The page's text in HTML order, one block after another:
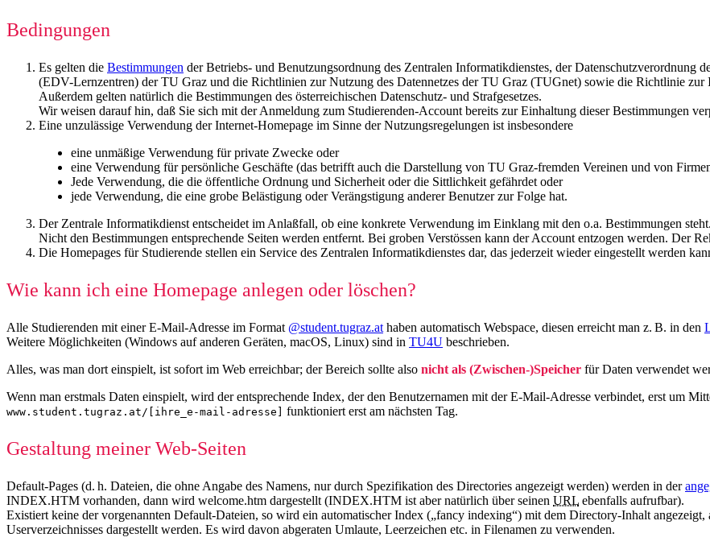
Bedingungen
Es gelten die Bestimmungen der Betriebs- und Benutzungsordnung des Zentralen Informatikdienstes, der
(EDV-Lernzentren) der TU Graz und die Richtlinien zur Nutzung des Datennetzes der TU Graz (TUGnet) sowie die Richtlinie zur
Außerdem gelten natürlich die Bestimmungen des österreichischen Datenschutz- und Strafgesetzes.
Wir weisen darauf hin, daß Sie sich mit der Anmeldung zum Studierenden-Account bereits zur Einhaltung dieser Bestimmungen
Eine unzulässige Verwendung der Internet-Homepage im Sinne der Nutzungsregelungen ist insbesondere
eine unmäßige Verwendung für private Zwecke oder
eine Verwendung für persönliche Geschäfte (das betrifft auch die Darstellung von TU Graz-fremden Vereinen und von
Jede Verwendung, die die öffentliche Ordnung und Sicherheit oder die Sittlichkeit gefährdet oder
jede Verwendung, die eine grobe Belästigung oder Verängstigung anderer Benutzer zur Folge hat.
Der Zentrale Informatikdienst entscheidet im Anlaßfall, ob eine konkrete Verwendung im Einklang mit den o.a. Bestimmungen steht.
Nicht den Bestimmungen entsprechende Seiten werden entfernt. Bei groben Verstössen kann der Account entzogen werden. Der
Die Homepages für Studierende stellen ein Service des Zentralen Informatikdienstes dar, das jederzeit wieder eingestellt werden
Wie kann ich eine Homepage anlegen oder löschen?
Alle Studierenden mit einer E-Mail-Adresse im Format @student.tugraz.at haben automatisch Webspace, diesen erreicht man z. B. in den
Weitere Möglichkeiten (Windows auf anderen Geräten, macOS, Linux) sind in TU4U beschrieben.
Alles, was man dort einspielt, ist sofort im Web erreichbar; der Bereich sollte also nicht als (Zwischen-)Speicher für Daten verwendet
Wenn man erstmals Daten einspielt, wird der entsprechende Index, der den Benutzernamen mit der E-Mail-Adresse verbindet, erst um
www.student.tugraz.at/[ihre_e-mail-adresse] funktioniert erst am nächsten Tag.
Gestaltung meiner Web-Seiten
Default-Pages (d. h. Dateien, die ohne Angabe des Namens, nur durch Spezifikation des Directories angezeigt werden) werden in der
INDEX.HTM vorhanden, dann wird welcome.htm dargestellt (INDEX.HTM ist aber natürlich über seinen URL ebenfalls aufrufbar).
Existiert keine der vorgenannten Default-Dateien, so wird ein automatischer Index („fancy indexing“) mit dem Directory-Inhalt angezeigt,
Userverzeichnisses dargestellt werden. Es wird davon abgeraten Umlaute, Leerzeichen etc. in Filenamen zu verwenden.